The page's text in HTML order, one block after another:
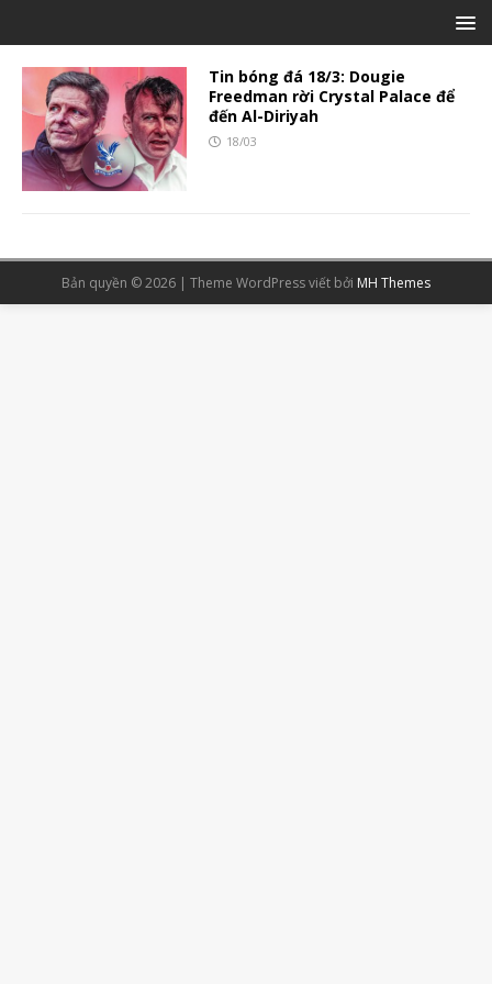
Tin bóng đá 18/3: Dougie
Freedman rời Crystal Palace để
đến Al-Diriyah
18/03
Bản quyền © 2026 | Theme WordPress viết bởi MH Themes